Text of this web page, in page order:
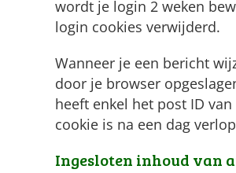
wordt je login 2 weken
login cookies verwijderd.
Wanneer je een bericht
door je browser
heeft enkel het post ID
cookie is na een dag
Ingesloten inhoud van